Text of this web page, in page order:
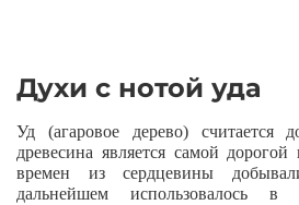
Духи с нотой уда
Уд (агаровое дерево) считается
древесина является самой
времен из сердцевины
дальнейшем использовалось в